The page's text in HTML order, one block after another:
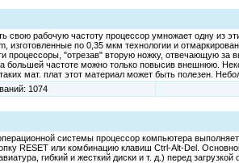
рабочую частоту процессор умножает одну из
по 0,35 мкм технологии и
процессоры, "отрезав" вторую ножку, отвечающую
большей частоте можно только повысив внешнюю.
мат. плат этот материал может быть полезен.
1074
системы процессор компьютера
RESET или комбинацию клавиш Ctrl-Alt-Del.
гибкий и жесткий диски и т. д.) перед